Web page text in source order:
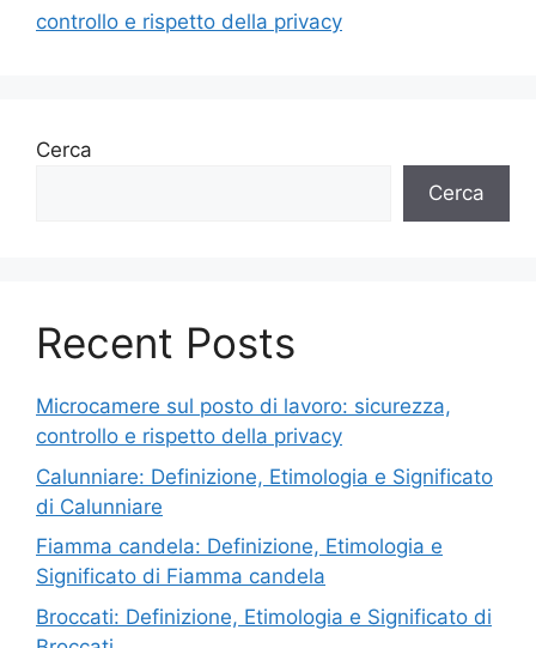
controllo e rispetto della privacy
Cerca
Cerca
Recent Posts
Microcamere sul posto di lavoro: sicurezza,
controllo e rispetto della privacy
Calunniare: Definizione, Etimologia e Significato
di Calunniare
Fiamma candela: Definizione, Etimologia e
Significato di Fiamma candela
Broccati: Definizione, Etimologia e Significato di